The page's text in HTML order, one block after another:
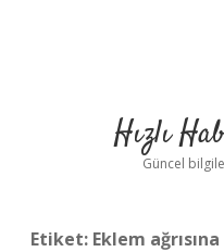
Hızlı
Güncel
Etiket: Eklem